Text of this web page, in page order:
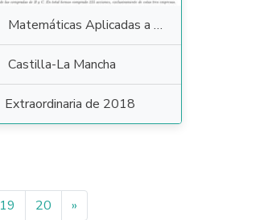
Matemáticas Aplicadas a las Ciencias Sociales
Castilla-La Mancha
Extraordinaria de 2018
19 20 »